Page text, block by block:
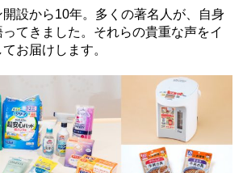
設から10年。多くの著名人が、自身
てきました。それらの貴重な声をイ
お届けします。